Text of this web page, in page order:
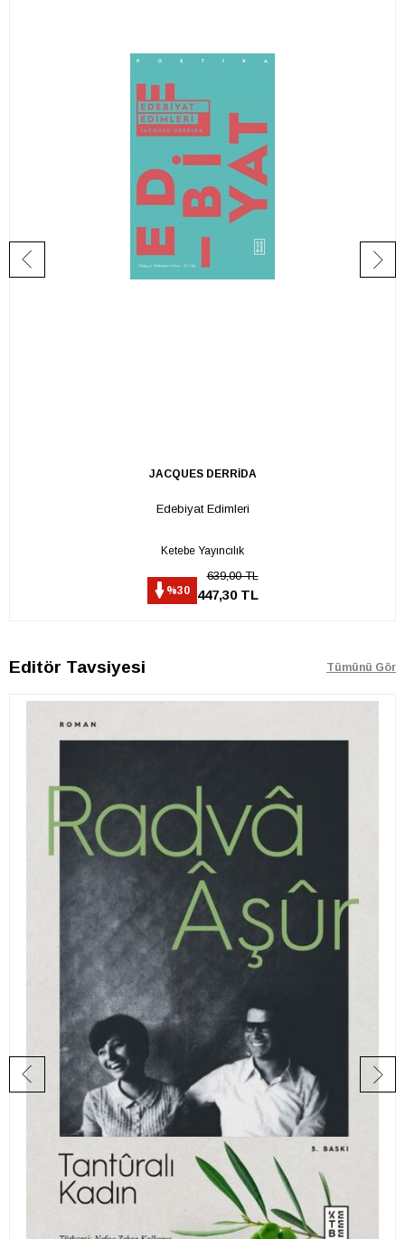
JACQUES DERRİDA
Edebiyat Edimleri
Ketebe Yayıncılık
%30
639,00 TL
447,30 TL
Editör Tavsiyesi Tümünü Gör